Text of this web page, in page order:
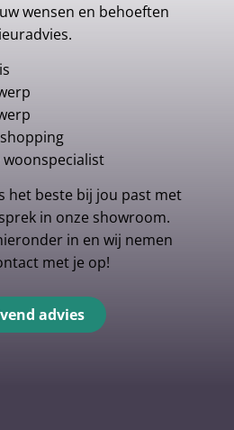
wensen en behoeften
woonspecialist
het beste bij jou past met
in onze showroom.
in en wij nemen
met je op!
advies